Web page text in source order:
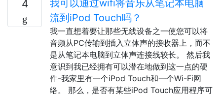
4
我可以通过wifi将音乐从笔记本电脑
流到iPod Touch吗？
我一直想着要让那些无线设备之一使您可以将
音频从PC传输到插入立体声的接收器上，而不
是从笔记本电脑到立体声连接线较长。 然后我
意识到我已经拥有可以潜在地做到这一点的硬
件-我家里有一个iPod Touch和一个Wi-Fi网
络。 那么，是否有某些iPod Touch应用程序可